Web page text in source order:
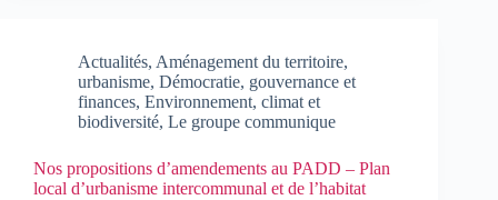
Actualités, Aménagement du territoire,
urbanisme, Démocratie, gouvernance et
finances, Environnement, climat et
biodiversité, Le groupe communique
Nos propositions d’amendements au PADD – Plan
local d’urbanisme intercommunal et de l’habitat